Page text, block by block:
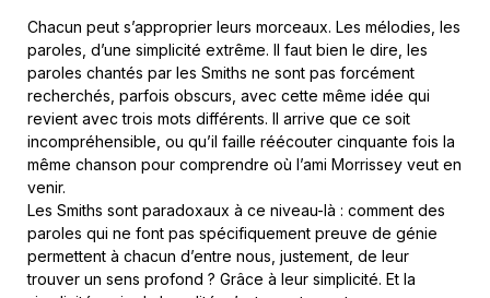
Chacun peut s’approprier leurs morceaux. Les mélodies, les
paroles, d’une simplicité extrême. Il faut bien le dire, les
paroles chantés par les Smiths ne sont pas forcément
recherchés, parfois obscurs, avec cette même idée qui
revient avec trois mots différents. Il arrive que ce soit
incompréhensible, ou qu’il faille réécouter cinquante fois la
même chanson pour comprendre où l’ami Morrissey veut en
venir.
Les Smiths sont paradoxaux à ce niveau-là : comment des
paroles qui ne font pas spécifiquement preuve de génie
permettent à chacun d’entre nous, justement, de leur
trouver un sens profond ? Grâce à leur simplicité. Et la